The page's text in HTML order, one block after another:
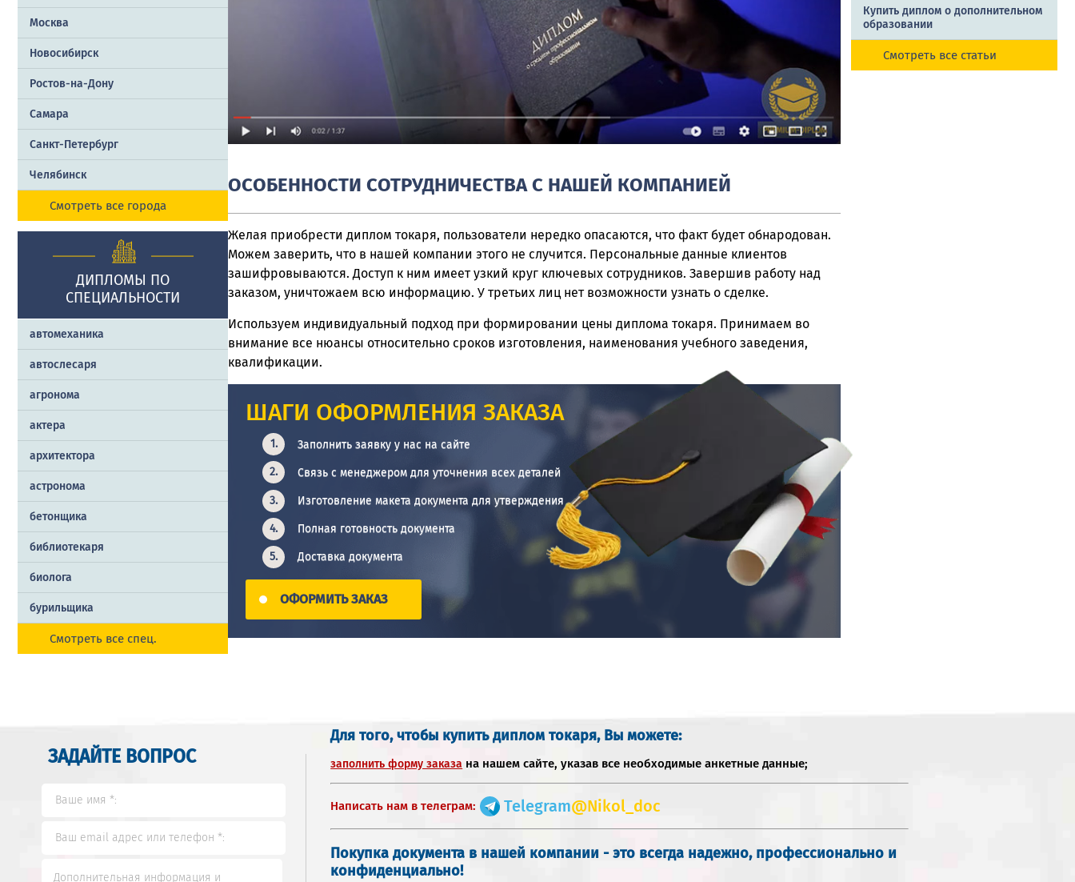
Москва
Новосибирск
Ростов-на-Дону
Самара
Санкт-Петербург
Челябинск
Смотреть все города
ДИПЛОМЫ ПО
СПЕЦИАЛЬНОСТИ
автомеханика
автослесаря
агронома
актера
архитектора
астронома
бетонщика
библиотекаря
биолога
бурильщика
Смотреть все спец.
ОСОБЕННОСТИ СОТРУДНИЧЕСТВА С НАШЕЙ КОМПАНИЕЙ
Желая приобрести диплом токаря, пользователи нередко опасаются, что факт будет обнародован.
Можем заверить, что в нашей компании этого не случится. Персональные данные клиентов
зашифровываются. Доступ к ним имеет узкий круг ключевых сотрудников. Завершив работу над
заказом, уничтожаем всю информацию. У третьих лиц нет возможности узнать о сделке.
Используем индивидуальный подход при формировании цены диплома токаря. Принимаем во
внимание все нюансы относительно сроков изготовления, наименования учебного заведения,
квалификации.
ШАГИ ОФОРМЛЕНИЯ ЗАКАЗА
Заполнить заявку у нас на сайте
Связь с менеджером для уточнения всех деталей
Изготовление макета документа для утверждения
Полная готовность документа
Доставка документа
ОФОРМИТЬ ЗАКАЗ
Купить диплом о дополнительном
образовании
Смотреть все статьи
ЗАДАЙТЕ ВОПРОС
Для того, чтобы купить диплом токаря, Вы можете:
заполнить форму заказа на нашем сайте, указав все необходимые анкетные данные;
Написать нам в телеграм: Telegram@Nikol_doc
Покупка документа в нашей компании - это всегда надежно, профессионально и
конфиденциально!